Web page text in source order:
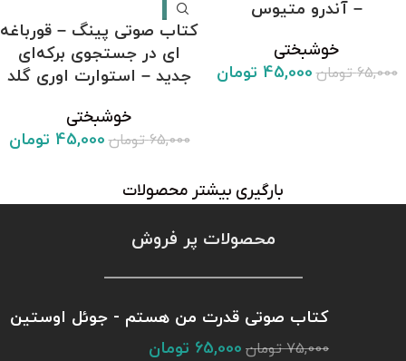
– آندرو متیوس
خوشبختی
65,000 تومان 45,000 تومان
کتاب صوتی پینگ – قورباغه
ای در جستجوی برکه‌ای
جدید – استوارت اوری گلد
خوشبختی
65,000 تومان 45,000 تومان
بارگیری بیشتر محصولات
محصولات پر فروش
کتاب صوتی قدرت من هستم - جوئل اوستین
75,000 تومان 65,000 تومان